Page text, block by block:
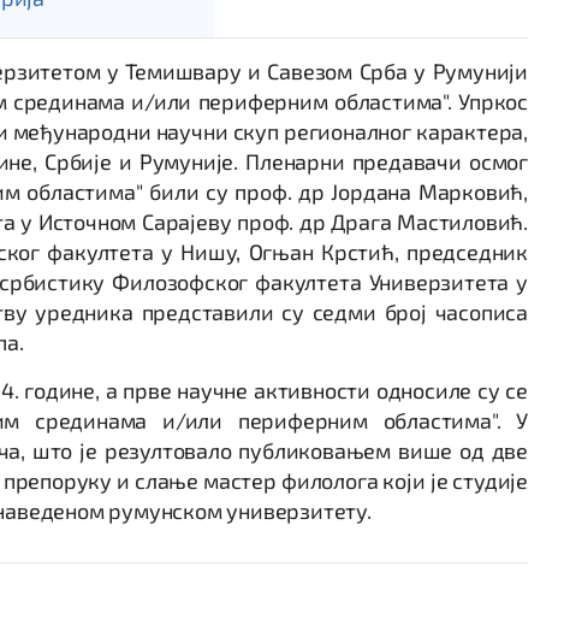
у Темишвару и Савезом Срба у Румунији
срединама и/или периферним областима". Упркос
научни скуп регионалног карактера,
Србије и Румуније. Пленарни предавачи осмог
областима" били су проф. др Јордана Марковић,
у Источном Сарајеву проф. др Драга Мастиловић.
факултета у Нишу, Огњан Крстић, председник
Филозофског факултета Универзитета у
уредника представили су седми број часописа
а прве научне активности односиле су се
срединама и/или периферним областима". У
што је резултовало публиковањем више од две
и слање мастер филолога који је студије
румунском универзитету.